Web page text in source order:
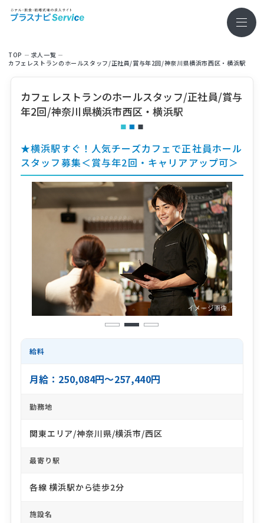
TOP
求⼈⼀覧
カフェレストランのホールスタッフ/正社員/賞与年2回/神奈川県横浜市西区・横浜駅
カフェレストランのホールスタッフ/正社員/賞与
年2回/神奈川県横浜市西区・横浜駅
★横浜駅すぐ！人気チーズカフェで正社員ホール
スタッフ募集＜賞与年2回・キャリアアップ可＞
1 2 3
給料
月給：250,084円～257,440円
勤務地
関東エリア/神奈川県/横浜市/西区
最寄り駅
各線 横浜駅から徒歩2分
施設名